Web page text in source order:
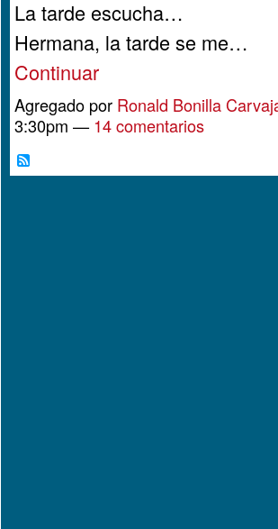
La tarde escucha…
Hermana, la tarde se me…
Continuar
Agregado por Ronald Bonilla
3:30pm —14 comentarios